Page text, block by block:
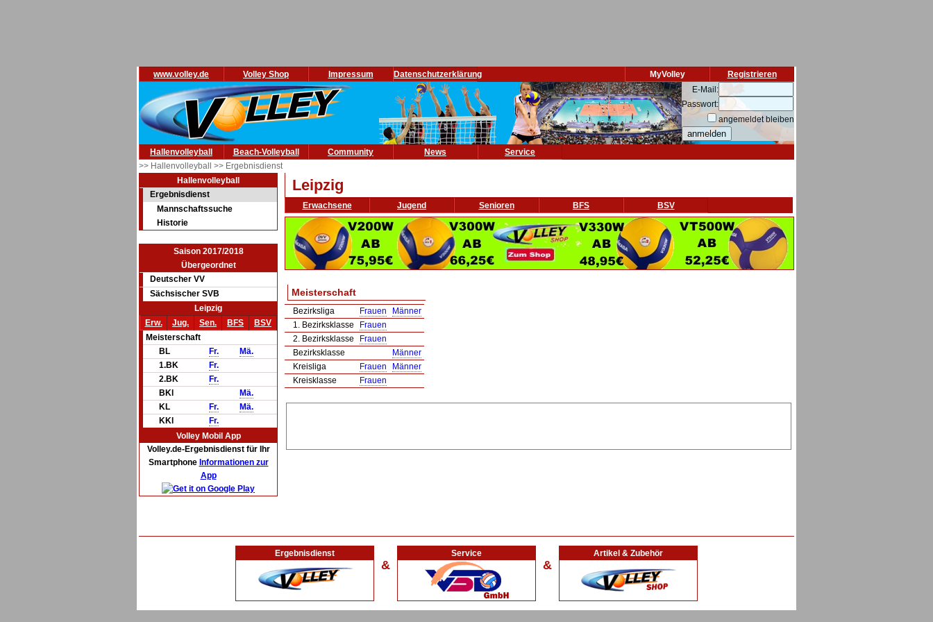
www.volley.de Volley Shop Impressum Datenschutzerklärung Registrieren
MyVolley
E-Mail:
Passwort:
angemeldet bleiben
Hallenvolleyball Beach-Volleyball Community News
Service
>> Hallenvolleyball >> Ergebnisdienst
Hallenvolleyball
Ergebnisdienst
Mannschaftssuche
Historie
Saison 2017/2018
Übergeordnet
Deutscher VV
Sächsischer SVB
Leipzig
Erw.
Jug. Sen. BFS
BSV
Meisterschaft
BL
Fr.
Mä.
1.BK
Fr.
2.BK
Fr.
BKl
Mä.
KL
Fr.
Mä.
KKl
Fr.
Volley Mobil App
Volley.de-Ergebnisdienst für Ihr
Smartphone Informationen zur
App
Leipzig
Erwachsene Jugend Senioren BFS BSV
Meisterschaft
Bezirksliga Frauen
Männer
1. Bezirksklasse
Frauen
2. Bezirksklasse
Frauen
Bezirksklasse
Männer
Kreisliga
Frauen
Männer
Kreisklasse
Frauen
Ergebnisdienst
&
Service
&
Artikel & Zubehör